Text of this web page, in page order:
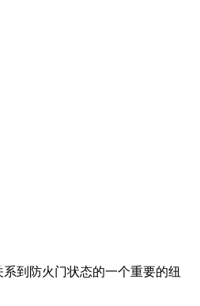
到防火门状态的一个重要的纽